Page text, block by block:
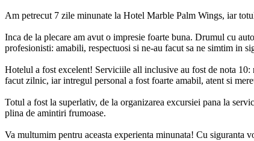
Am petrecut 7 zile minunate la Hotel Marble Palm Wings, iar
Inca de la plecare am avut o impresie foarte buna. Drumul cu
profesionisti: amabili, respectuosi si ne-au facut sa ne simtim in
Hotelul a fost excelent! Serviciile all inclusive au fost de nota
facut zilnic, iar intregul personal a fost foarte amabil, atent si
Totul a fost la superlativ, de la organizarea excursiei pana la
plina de amintiri frumoase.
Va multumim pentru aceasta experienta minunata! Cu siguranta